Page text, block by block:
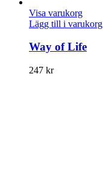
Visa varukorg
Lägg till i varukorg
Way of Life
247 kr